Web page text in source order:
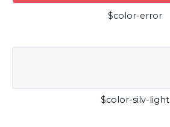
$color-error
$color-silv-light